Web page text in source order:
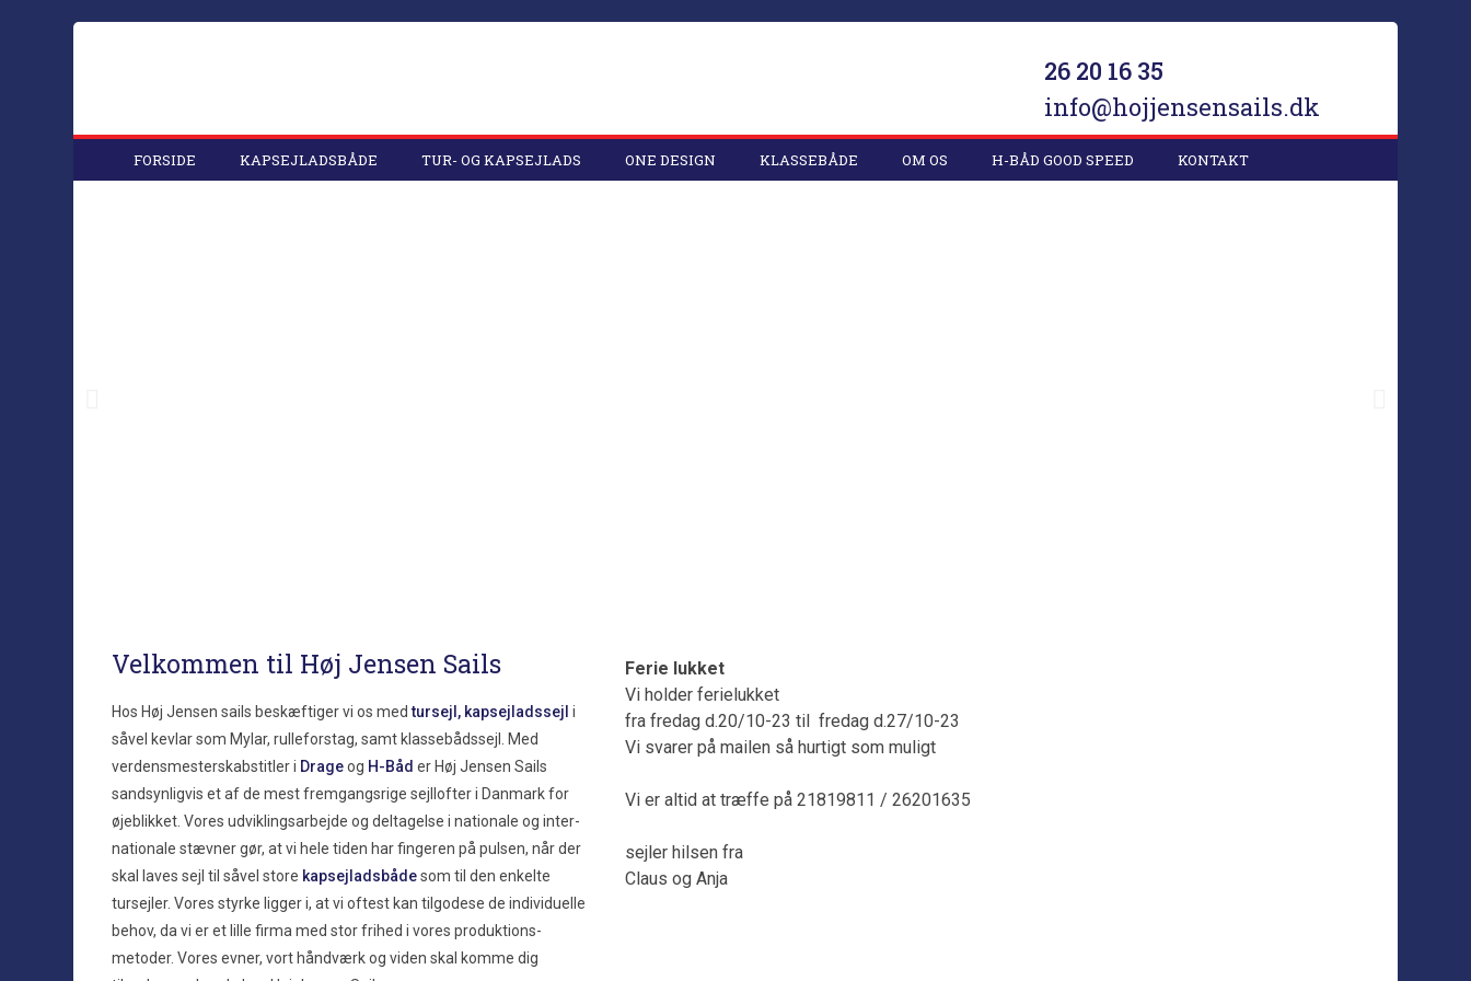
26 20 16 35
info@hojjensensails.dk
FORSIDE KAPSEJLADSBÅDE TUR- OG KAPSEJLADS ONE DESIGN KLASSEBÅDE OM OS H-BÅD GOOD SPEED KONTAKT
Velkommen til Høj Jensen Sails
Hos Høj Jensen sails beskæftiger vi os medtursejl, kapsejladssejl i
såvel kevlar som Mylar, rulleforstag, samt klassebådssejl. Med
verdensmesterskabstitler i Drageog H-Båd er Høj Jensen Sails
sandsynligvis et af de mest fremgangsrige sejllofter i Danmark for
øjeblikket. Vores udviklingsarbejde og deltagelse i nationale og inter-
nationale stævner gør, at vi hele tiden har fingeren på pulsen, når der
skal laves sejl til såvel store kapsejladsbådesom til den enkelte
tursejler. Vores styrke ligger i, at vi oftest kan tilgodese de individuelle
behov, da vi er et lille firma med stor frihed i vores produktions-
metoder. Vores evner, vort håndværk og viden skal komme dig
Ferie lukket
Vi holder ferielukket
fra fredag d.20/10-23 til fredag d.27/10-23
Vi svarer på mailen så hurtigt som muligt
Vi er altid at træffe på 21819811 / 26201635
sejler hilsen fra
Claus og Anja